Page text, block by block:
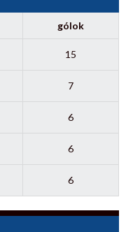
gólok
15
7
6
6
6